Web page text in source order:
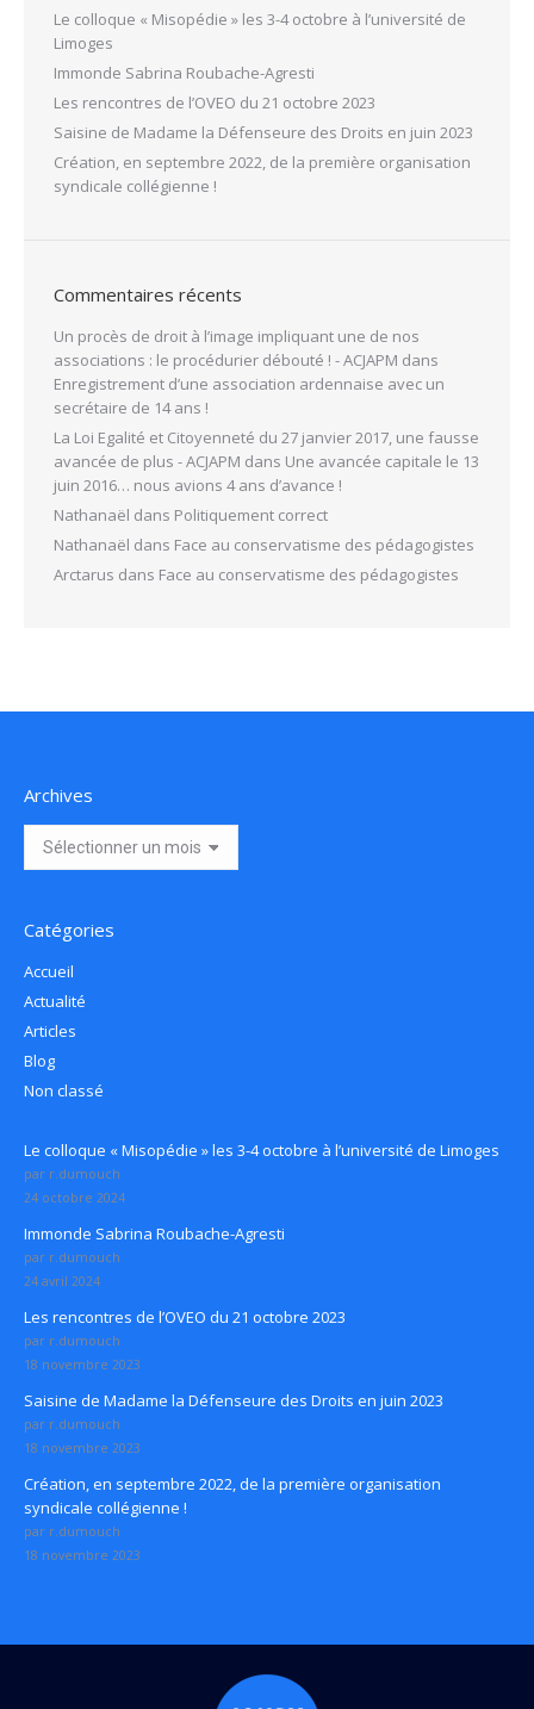
Le colloque « Misopédie » les 3-4 octobre à l’université de
Limoges
Immonde Sabrina Roubache-Agresti
Les rencontres de l’OVEO du 21 octobre 2023
Saisine de Madame la Défenseure des Droits en juin 2023
Création, en septembre 2022, de la première organisation
syndicale collégienne !
Commentaires récents
Un procès de droit à l’image impliquant une de nos
associations : le procédurier débouté ! - ACJAPM dans
Enregistrement d’une association ardennaise avec un
secrétaire de 14 ans !
La Loi Egalité et Citoyenneté du 27 janvier 2017, une fausse
avancée de plus - ACJAPM dans Une avancée capitale le 13
juin 2016… nous avions 4 ans d’avance !
Nathanaël dans Politiquement correct
Nathanaël dans Face au conservatisme des pédagogistes
Arctarus dans Face au conservatisme des pédagogistes
Archives
Archives
Catégories
Accueil
Actualité
Articles
Blog
Non classé
Le colloque « Misopédie » les 3-4 octobre à l’université de Limoges
par r.dumouch
24 octobre 2024
Immonde Sabrina Roubache-Agresti
par r.dumouch
24 avril 2024
Les rencontres de l’OVEO du 21 octobre 2023
par r.dumouch
18 novembre 2023
Saisine de Madame la Défenseure des Droits en juin 2023
par r.dumouch
18 novembre 2023
Création, en septembre 2022, de la première organisation
syndicale collégienne !
par r.dumouch
18 novembre 2023